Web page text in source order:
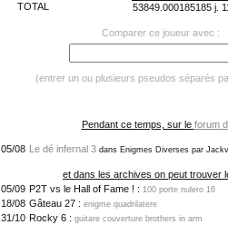
TOTAL
53849.000185185 j.
Comparer ce joueur avec :
(entrer un ou plusieurs pseudos séparés
Pendant ce temps, sur le forum
05/08 Le dé infernal 3 dans Enigmes Diverses par
et dans les archives on peut trouver
05/09 P2T vs le Hall of Fame ! : 100 porte nulero 16
18/08 Gâteau 27 : enigme quadrilatere
31/10 Rocky 6 : guitare couverture brothers in arm